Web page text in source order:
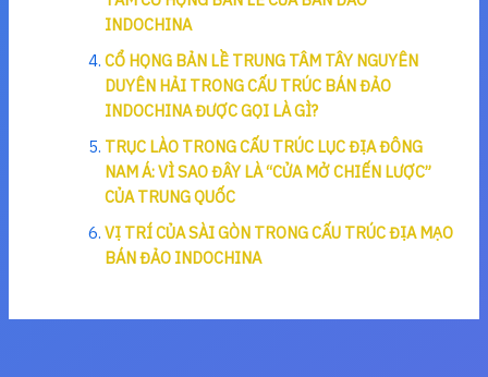
INDOCHINA
CỔ HỌNG BẢN LỀ TRUNG TÂM TÂY NGUYÊN
DUYÊN HẢI TRONG CẤU TRÚC BÁN ĐẢO
INDOCHINA ĐƯỢC GỌI LÀ GÌ?
TRỤC LÀO TRONG CẤU TRÚC LỤC ĐỊA ĐÔNG
NAM Á: VÌ SAO ĐÂY LÀ “CỬA MỞ CHIẾN LƯỢC”
CỦA TRUNG QUỐC
VỊ TRÍ CỦA SÀI GÒN TRONG CẤU TRÚC ĐỊA MẠO
BÁN ĐẢO INDOCHINA